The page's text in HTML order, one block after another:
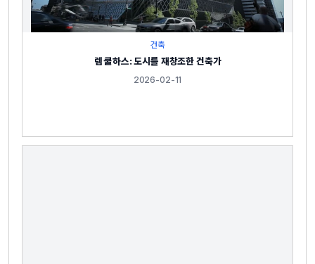
건축
렘 쿨하스: 도시를 재창조한 건축가
2026-02-11